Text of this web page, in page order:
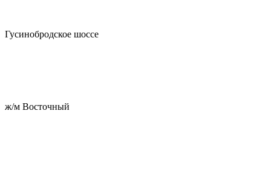
Гусинобродское шоссе
ж/м Восточный